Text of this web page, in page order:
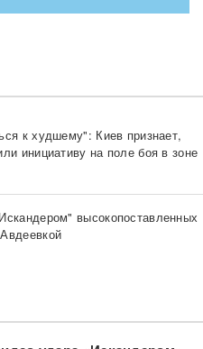
к худшему": Киев признает,
инициативу на поле боя в зоне
высокопоставленных